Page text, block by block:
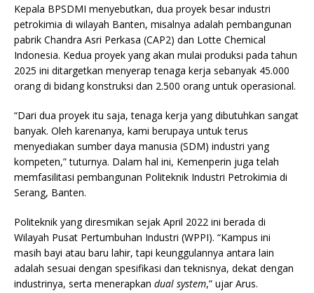
Kepala BPSDMI menyebutkan, dua proyek besar industri
petrokimia di wilayah Banten, misalnya adalah pembangunan
pabrik Chandra Asri Perkasa (CAP2) dan Lotte Chemical
Indonesia. Kedua proyek yang akan mulai produksi pada tahun
2025 ini ditargetkan menyerap tenaga kerja sebanyak 45.000
orang di bidang konstruksi dan 2.500 orang untuk operasional.
“Dari dua proyek itu saja, tenaga kerja yang dibutuhkan sangat
banyak. Oleh karenanya, kami berupaya untuk terus
menyediakan sumber daya manusia (SDM) industri yang
kompeten,” tuturnya. Dalam hal ini, Kemenperin juga telah
memfasilitasi pembangunan Politeknik Industri Petrokimia di
Serang, Banten.
Politeknik yang diresmikan sejak April 2022 ini berada di
Wilayah Pusat Pertumbuhan Industri (WPPI). “Kampus ini
masih bayi atau baru lahir, tapi keunggulannya antara lain
adalah sesuai dengan spesifikasi dan teknisnya, dekat dengan
industrinya, serta menerapkan dual system,” ujar Arus.